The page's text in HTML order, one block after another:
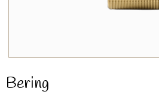
Bering